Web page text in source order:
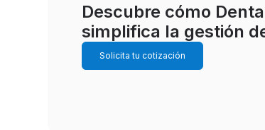
Descubre cómo
simplifica la gestión
Solicita tu cotización